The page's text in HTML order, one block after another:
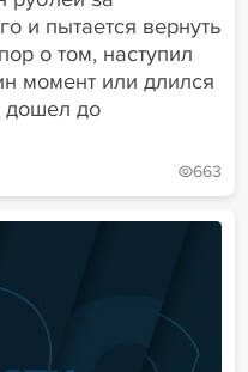
и пытается вернуть
о том, наступил
момент или длился
дошел до
663